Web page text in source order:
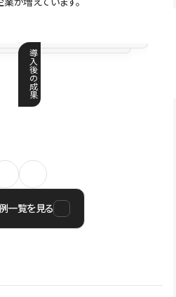
導
入
後
の
成
果
一覧を見る